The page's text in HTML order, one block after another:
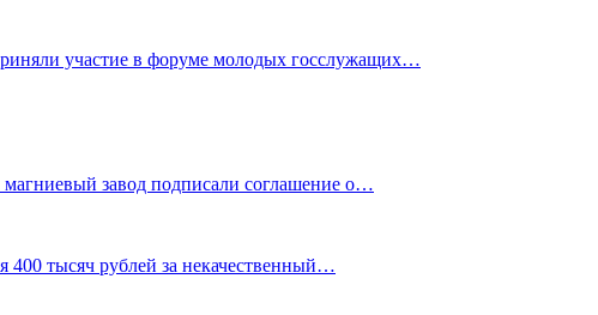
участие в форуме молодых госслужащих…
завод подписали соглашение о…
400 тысяч рублей за некачественный…